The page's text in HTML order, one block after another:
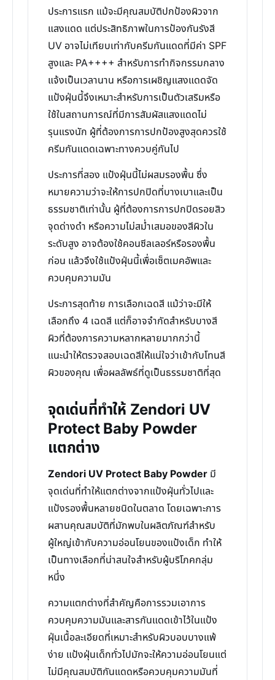
ประการแรก แม้จะมีคุณสมบัติปกป้องผิวจาก
แสงแดด แต่ประสิทธิภาพในการป้องกันรังสี
UV อาจไม่เทียบเท่ากับครีมกันแดดที่มีค่า SPF
สูงและ PA++++ สำหรับการทำกิจกรรมกลาง
แจ้งเป็นเวลานาน หรือการเผชิญแสงแดดจัด
แป้งฝุ่นนี้จึงเหมาะสำหรับการเป็นตัวเสริมหรือ
ใช้ในสถานการณ์ที่มีการสัมผัสแสงแดดไม่
รุนแรงนัก ผู้ที่ต้องการการปกป้องสูงสุดควรใช้
ครีมกันแดดเฉพาะทางควบคู่กันไป
ประการที่สอง แป้งฝุ่นนี้ไม่ผสมรองพื้น ซึ่ง
หมายความว่าจะให้การปกปิดที่บางเบาและเป็น
ธรรมชาติเท่านั้น ผู้ที่ต้องการการปกปิดรอยสิว
จุดด่างดำ หรือความไม่สม่ำเสมอของสีผิวใน
ระดับสูง อาจต้องใช้คอนซีลเลอร์หรือรองพื้น
ก่อน แล้วจึงใช้แป้งฝุ่นนี้เพื่อเซ็ตเมคอัพและ
ควบคุมความมัน
ประการสุดท้าย การเลือกเฉดสี แม้ว่าจะมีให้
เลือกถึง 4 เฉดสี แต่ก็อาจจำกัดสำหรับบางสี
ผิวที่ต้องการความหลากหลายมากกว่านี้
แนะนำให้ตรวจสอบเฉดสีให้แน่ใจว่าเข้ากับโทนสี
ผิวของคุณ เพื่อผลลัพธ์ที่ดูเป็นธรรมชาติที่สุด
จุดเด่นที่ทำให้ Zendori UV
Protect Baby Powder
แตกต่าง
Zendori UV Protect Baby Powder มี
จุดเด่นที่ทำให้แตกต่างจากแป้งฝุ่นทั่วไปและ
แป้งรองพื้นหลายชนิดในตลาด โดยเฉพาะการ
ผสานคุณสมบัติที่มักพบในผลิตภัณฑ์สำหรับ
ผู้ใหญ่เข้ากับความอ่อนโยนของแป้งเด็ก ทำให้
เป็นทางเลือกที่น่าสนใจสำหรับผู้บริโภคกลุ่ม
หนึ่ง
ความแตกต่างที่สำคัญคือการรวมเอาการ
ควบคุมความมันและสารกันแดดเข้าไว้ในแป้ง
ฝุ่นเนื้อละเอียดที่เหมาะสำหรับผิวบอบบางแพ้
ง่าย แป้งฝุ่นเด็กทั่วไปมักจะให้ความอ่อนโยนแต่
ไม่มีคุณสมบัติกันแดดหรือควบคุมความมันที่